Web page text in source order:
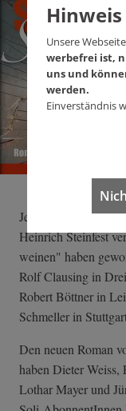
Je einen signierten
Heinrich Steinfest
weinen" haben
Rolf Clausing in
Robert Böttner in
Schmeller in
Den neuen Roman
haben Dieter
Lothar Mayer und
Unsere
werbefrei ist,
uns und
werden.
Einverständnis